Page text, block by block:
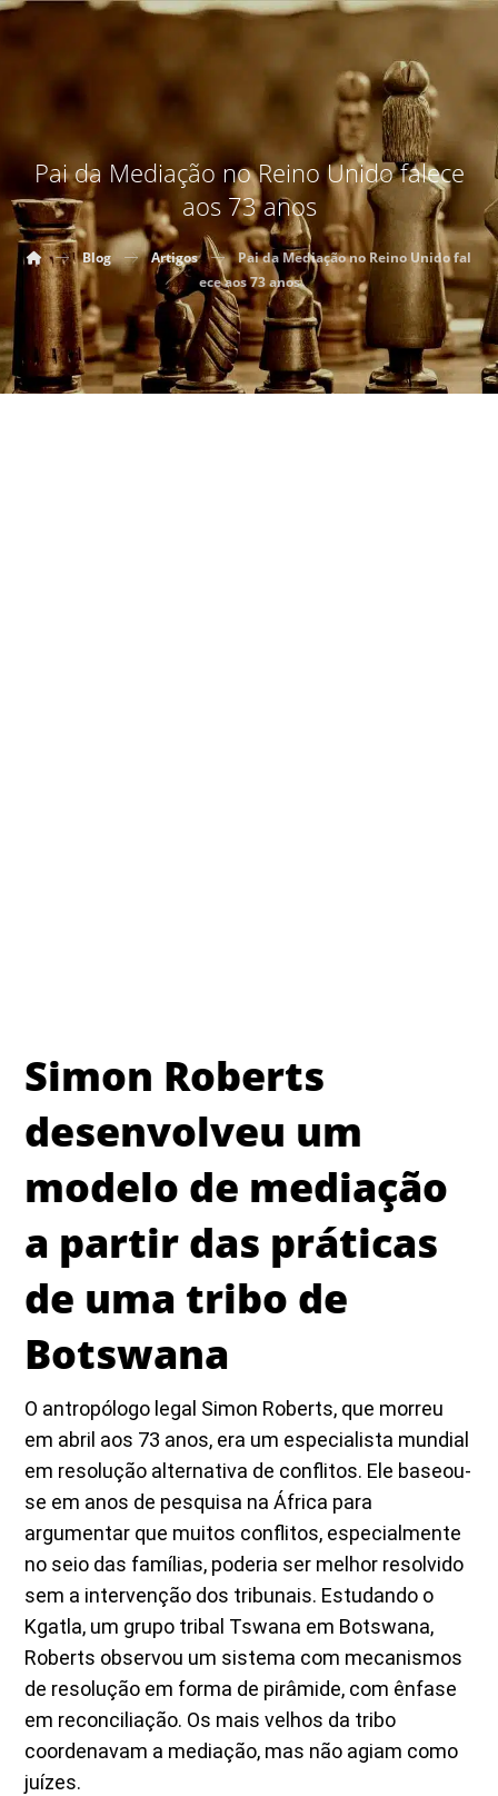
Pai da Mediação no Reino Unido falece
aos 73 anos
Blog Artigos
Pai da Mediação no Reino Unido fal
ece aos 73 anos
Simon Roberts
desenvolveu um
modelo de mediação
a partir das práticas
de uma tribo de
Botswana
O antropólogo legal Simon Roberts, que morreu
em abril aos 73 anos, era um especialista mundial
em resolução alternativa de conflitos. Ele baseou-
se em anos de pesquisa na África para
argumentar que muitos conflitos, especialmente
no seio das famílias, poderia ser melhor resolvido
sem a intervenção dos tribunais. Estudando o
Kgatla, um grupo tribal Tswana em Botswana,
Roberts observou um sistema com mecanismos
de resolução em forma de pirâmide, com ênfase
em reconciliação. Os mais velhos da tribo
coordenavam a mediação, mas não agiam como
juízes.